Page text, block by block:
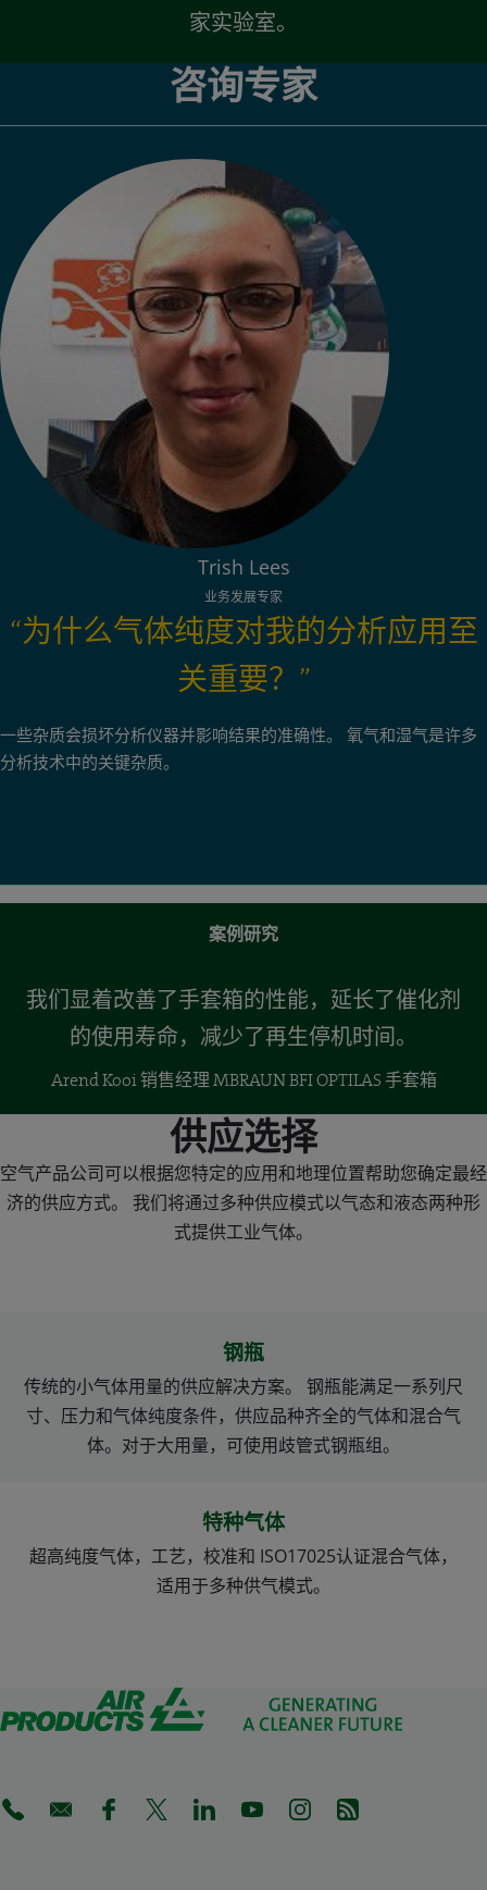
家实验室。
咨询专家
Trish Lees
业务发展专家
“为什么气体纯度对我的分析应用至
关重要？”
一些杂质会损坏分析仪器并影响结果的准确性。 氧气和湿气是许多
分析技术中的关键杂质。
案例研究
我们显着改善了手套箱的性能，延长了催化剂
的使用寿命，减少了再生停机时间。
Arend Kooi 销售经理 MBRAUN BFI OPTILAS 手套箱
供应选择
空气产品公司可以根据您特定的应用和地理位置帮助您确定最经
济的供应方式。 我们将通过多种供应模式以气态和液态两种形
式提供工业气体。
钢瓶
传统的小气体用量的供应解决方案。 钢瓶能满足一系列尺
寸、压力和气体纯度条件，供应品种齐全的气体和混合气
体。对于大用量，可使用歧管式钢瓶组。
特种气体
超高纯度气体，工艺，校准和 ISO17025认证混合气体，
适用于多种供气模式。
(Opens in a new tab)
(Opens in a new tab)
(Opens in a new tab)
(Opens in a new tab)
(Opens in a new tab)
(Opens in a new tab)
(Opens in a new tab)
(Opens in a new